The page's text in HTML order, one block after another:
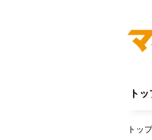
ト
トップ